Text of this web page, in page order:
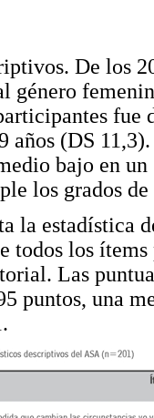
De los
género
fue
años (DS
bajo en
los grados
la estadística
todos los
Las
puntos, una